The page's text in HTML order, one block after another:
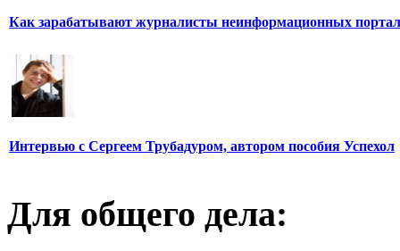
Как зарабатывают журналисты неинформационных
Интервью с Сергеем Трубадуром, автором пособия Успехол
Для общего дела: